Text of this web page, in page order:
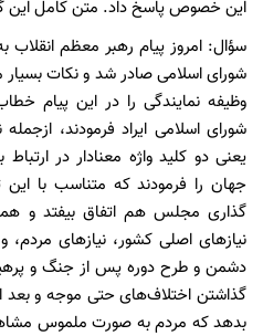
این خصوص پاسخ داد. متن کامل این
سؤال: امروز پیام رهبر معظم
شورای اسلامی صادر شد و نکات
وظیفه نمایندگی را در این پیام
شورای اسلامی ایراد فرمودند،
یعنی دو کلید واژه معنادار در
جهان را فرمودند که متناسب با این
گذاری مجلس هم اتفاق بیفتد و
نیاز‌های اصلی کشور، نیاز‌های
دشمن و طرح دوره پس از جنگ و
گذاشتن اختلاف‌های حتی موجه و بعد
بدهد که مردم به صورت ملموس